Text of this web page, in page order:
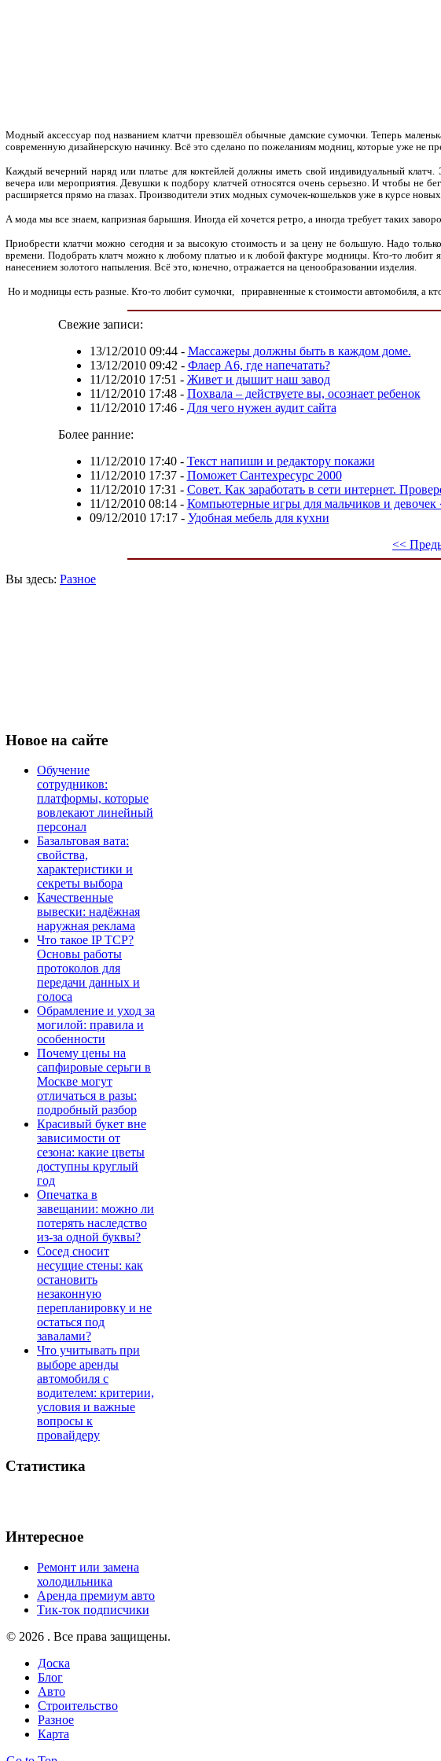
Модный аксессуар под названием клатчи превзошёл обычные дамские сумочки. Теперь
современную дизайнерскую начинку. Всё это сделано по пожеланиям модниц, которые уже не
Каждый вечерний наряд или платье для коктейлей должны иметь свой индивидуальный
вечера или мероприятия. Девушки к подбору клатчей относятся очень серьезно. И чтобы не
расширяется прямо на глазах. Производители этих модных сумочек-кошельков уже в курсе
А мода мы все знаем, капризная барышня. Иногда ей хочется ретро, а иногда требует таких
Приобрести клатчи можно сегодня и за высокую стоимость и за цену не большую. Надо
времени. Подобрать клатч можно к любому платью и к любой фактуре модницы. Кто-то любит
нанесением золотого напыления. Всё это, конечно, отражается на ценообразовании изделия.
Но и модницы есть разные. Кто-то любит сумочки, приравненные к стоимости автомобиля, а
Свежие записи:
13/12/2010 09:44- Массажеры должны быть в каждом доме.
13/12/2010 09:42 - Флаер А6, где напечатать?
11/12/2010 17:51 - Живет и дышит наш завод
11/12/2010 17:48- Похвала – действуете вы, осознает ребенок
11/12/2010 17:46- Для чего нужен аудит сайта
Более ранние:
11/12/2010 17:40- Текст напиши и редактору покажи
11/12/2010 17:37- Поможет Сантехресурс 2000
11/12/2010 17:31 - Совет. Как заработать в сети интернет.
11/12/2010 08:14- Компьютерные игры для мальчиков и девочек
09/12/2010 17:17- Удобная мебель для кухни
<<
Вы здесь: Разное
Новое на сайте
Обучение
сотрудников:
платформы, которые
вовлекают линейный
персонал
Базальтовая вата:
свойства,
характеристики и
секреты выбора
Качественные
вывески: надёжная
наружная реклама
Что такое IP TCP?
Основы работы
протоколов для
передачи данных и
голоса
Обрамление и уход за
могилой: правила и
особенности
Почему цены на
сапфировые серьги в
Москве могут
отличаться в разы:
подробный разбор
Красивый букет вне
зависимости от
сезона: какие цветы
доступны круглый
год
Опечатка в
завещании: можно ли
потерять наследство
из-за одной буквы?
Сосед сносит
несущие стены: как
остановить
незаконную
перепланировку и не
остаться под
завалами?
Что учитывать при
выборе аренды
автомобиля с
водителем: критерии,
условия и важные
вопросы к
провайдеру
Статистика
Интересное
Ремонт или замена
холодильника
Аренда премиум авто
Тик-ток подписчики
© 2026 . Все права защищены.
Доска
Блог
Авто
Строительство
Разное
Карта